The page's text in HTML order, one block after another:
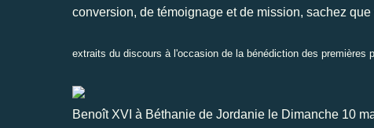
conversion, de témoignage et de mission, sachez
extraits du discours à l'occasion de la bénédiction des premières
Benoît XVI à Béthanie de Jordanie le Dimanche 10